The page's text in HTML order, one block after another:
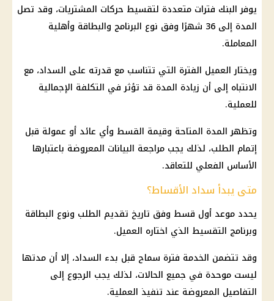
يوفر البنك فترات متعددة لتقسيط حركات المشتريات، وقد تصل
المدة إلى 36 شهرًا وفق نوع البرنامج والبطاقة وأهلية
المعاملة.
ويختار العميل الفترة التي تتناسب مع قدرته على السداد، مع
الانتباه إلى أن زيادة المدة قد تؤثر في التكلفة الإجمالية
للعملية.
وتظهر المدة المتاحة وقيمة القسط وأي عائد أو عمولة قبل
إتمام الطلب، لذلك يجب مراجعة البيانات المعروضة باعتبارها
الأساس الفعلي للتعاقد.
متى يبدأ سداد الأقساط؟
يحدد موعد أول قسط وفق تاريخ تقديم الطلب ونوع البطاقة
وبرنامج التقسيط الذي اختاره العميل.
وقد تتضمن الخدمة فترة سماح قبل بدء السداد، إلا أن مدتها
ليست موحدة في جميع الحالات، لذلك يجب الرجوع إلى
التفاصيل المعروضة عند تنفيذ العملية.